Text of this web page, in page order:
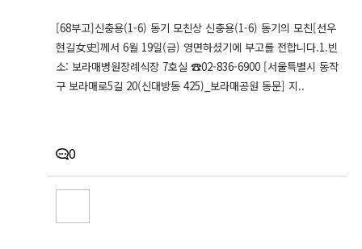
[68부고]신충용(1-6) 동기 모친상 신충용(1-6) 동기의 모친[선우
현길女史]께서 6월 19일(금) 영면하셨기에 부고를 전합니다.1.빈
소: 보라매병원장례식장 7호실 ☎02-836-6900 [서울특별시 동작
구 보라매로5길 20(신대방동 425)_보라매공원 동문] 지..
0